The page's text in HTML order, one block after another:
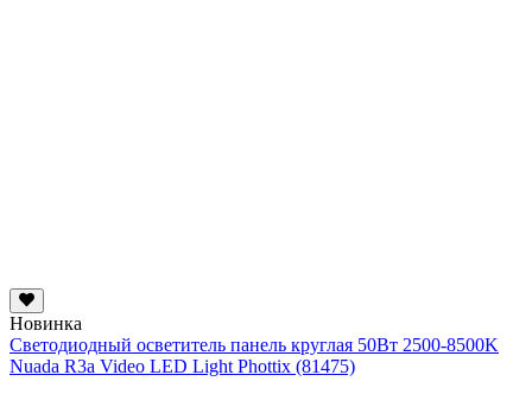
Новинка
Светодиодный осветитель панель круглая 50Вт 2500-8500K
Nuada R3a Video LED Light Phottix (81475)